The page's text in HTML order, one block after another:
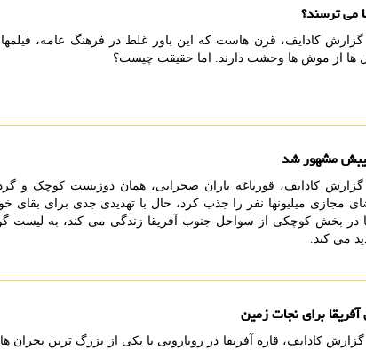
می ترسند؟
گزارش کادایف، قرن هاست که این باور غلط در فرهنگ عامه، فیلمها
ها از موش ها وحشت دارند. اما حقیقت چیست؟
مشهور شد
گزارش کادایف، قورباغه باران صحرایی، همان دوزیست کوچک و
مجازی میلیونها نفر را جذب کرد، حال با تهدیدی جدی برای بقای
در بخش کوچکی از سواحل جنوب آفریقا زندگی می کند، به لیست
می کند.
گزارش کادایف، قاره آفریقا در رویارویی با یکی از بزرگ ترین